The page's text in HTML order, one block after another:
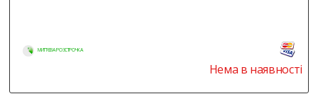
МИТТЄВА РОЗСТРОЧКА
Нема в наявності